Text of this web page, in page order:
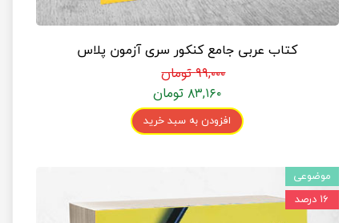
کتاب عربی جامع کنکور سری آزمون پلاس
۹۹,۰۰۰ تومان
۸۳,۱۶۰ تومان
افزودن به سبد خرید
موضوعی
۱۶ درصد